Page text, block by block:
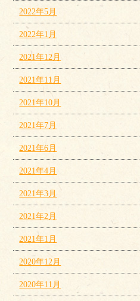
2022年5月
2022年1月
2021年12月
2021年11月
2021年10月
2021年7月
2021年6月
2021年4月
2021年3月
2021年2月
2021年1月
2020年12月
2020年11月